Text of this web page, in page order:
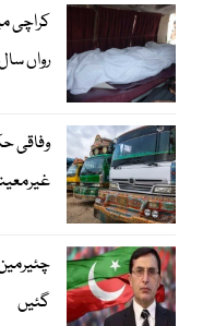
کراچی
رواں سال
وفاقی
گئیں